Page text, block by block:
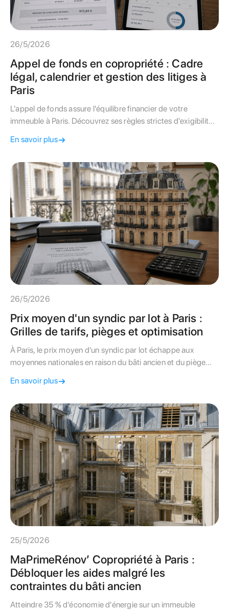
26/5/2026
Appel de fonds en copropriété : Cadre
légal, calendrier et gestion des litiges à
Paris
L'appel de fonds assure l'équilibre financier de votre
immeuble à Paris. Découvrez ses règles strictes d'exigibilité
En savoir plus
26/5/2026
Prix moyen d'un syndic par lot à Paris :
Grilles de tarifs, pièges et optimisation
À Paris, le prix moyen d'un syndic par lot échappe aux
moyennes nationales en raison du bâti ancien et du piège
En savoir plus
25/5/2026
MaPrimeRénov’ Copropriété à Paris :
Débloquer les aides malgré les
contraintes du bâti ancien
Atteindre 35 % d'économie d'énergie sur un immeuble